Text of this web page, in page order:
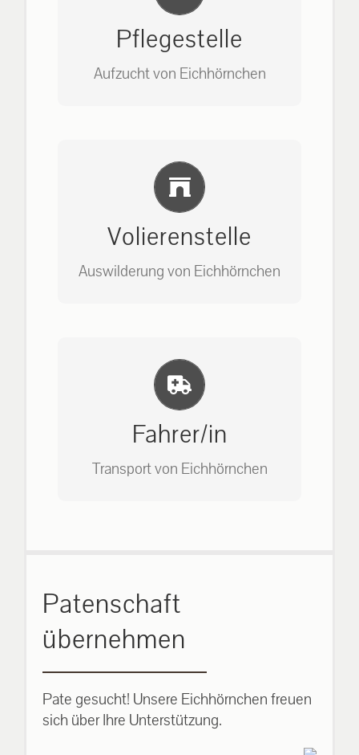
Pflegestelle
Aufzucht von Eichhörnchen
auf: 0162-7909946
Volierenstelle
Auswilderung von Eichhörnchen
Einlernung und Infos
Bitte unter unserem Büro anrufen
auf: 0162-7909946
Fahrer/in
Transport von Eichhörnchen
Einlernung und Infos
auf: 0162-7909946
Patenschaft
übernehmen
Pate gesucht! Unsere Eichhörnchen freuen
sich über Ihre Unterstützung.